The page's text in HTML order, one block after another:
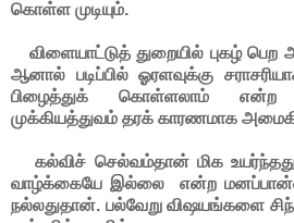
கொள்ள முடியும்.
விளையாட்டுத் துறையில் புகழ்
ஆனால் படிப்பில் ஓரளவுக்கு
பிழைத்துக் கொள்ளலாம் என்ற
முக்கியத்துவம் தரக் காரணமாக
கல்விச் செல்வம்தான் மிக
வாழ்க்கையே இல்லை என்ற
நல்லதுதான். பல்வேறு விஷயங்களை